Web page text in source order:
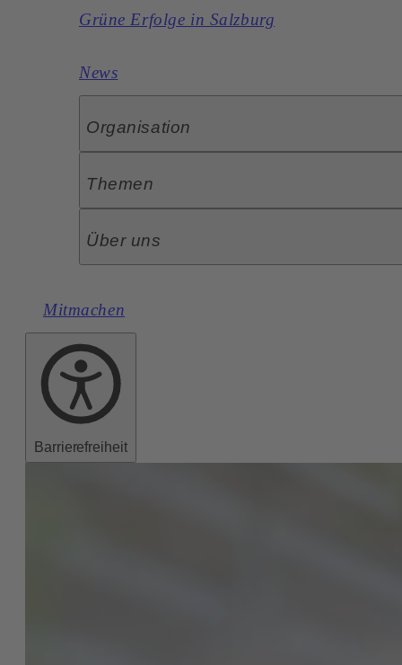
Grüne Erfolge in Salzburg
News
Organisation
Themen
Über uns
Mitmachen
Barrierefreiheit